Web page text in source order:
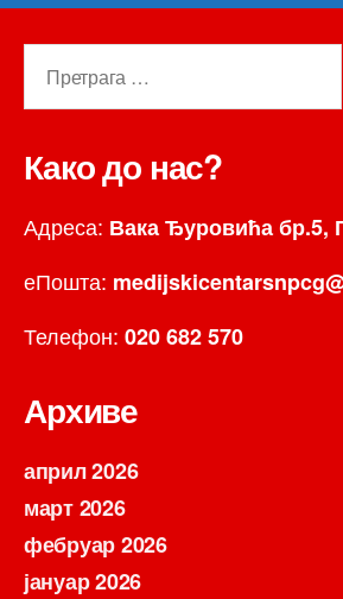
Како до нас?
Адреса: Вака Ђуровића бр.5,
еПошта:
Телефон: 020 682 570
Архиве
април 2026
март 2026
фебруар 2026
јануар 2026